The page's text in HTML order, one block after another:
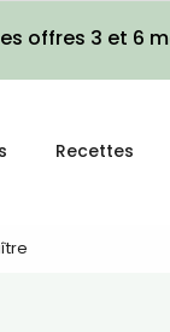
offres 3 et 6
Recettes